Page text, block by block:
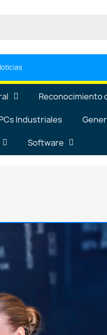
Reconocimiento
Industriales
Software